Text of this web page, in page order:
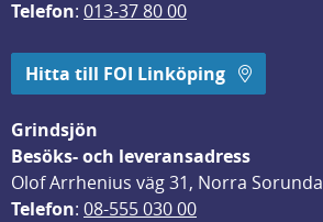
Telefon: 013-37 80 00
Hitta till FOI Linköping
Grindsjön
Besöks- och leveransadress
Olof Arrhenius väg 31, Norra Sorunda
Telefon: 08-555 030 00